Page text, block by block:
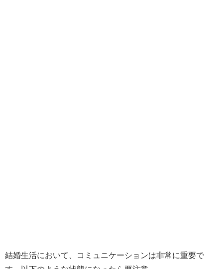
結婚生活において、コミュニケーションは非常に重要で